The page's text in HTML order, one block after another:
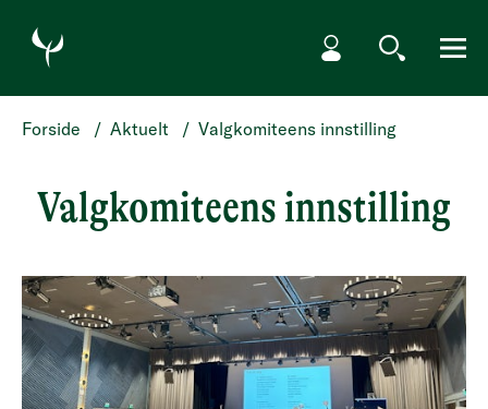
HOPP TIL HOVEDINNHOLD
Min side
Søk Meny
Forside / Aktuelt / Valgkomiteens innstilling
Valgkomiteens innstilling